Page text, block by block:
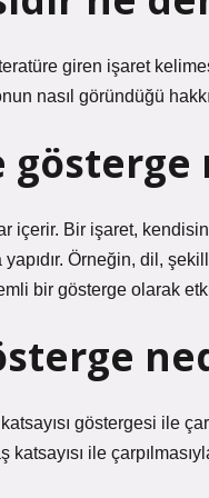
giren işaret
nasıl göründüğü
içerir. Bir işaret,
Örneğin, dil,
bir gösterge olarak
katsayısı göstergesi ile
ile